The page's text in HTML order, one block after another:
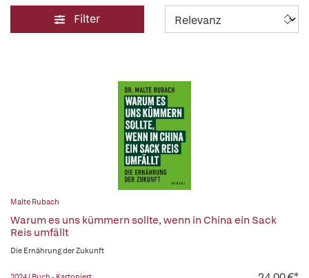
Filter
Malte Rubach
Warum es uns kümmern sollte, wenn in China ein Sack
Reis umfällt
Die Ernährung der Zukunft